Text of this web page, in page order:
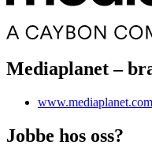
Mediaplanet –
Jobbe hos oss?